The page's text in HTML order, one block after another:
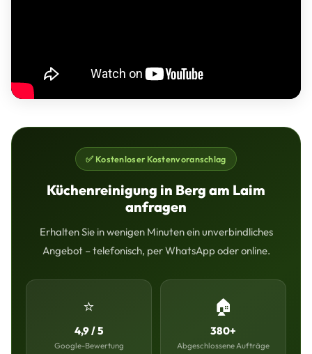
✅ Kostenloser Kostenvoranschlag
Küchenreinigung in Berg am Laim
anfragen
Erhalten Sie in wenigen Minuten ein unverbindliches
Angebot – telefonisch, per WhatsApp oder online.
⭐
4,9 / 5
Google-Bewertung
🏠
380+
Abgeschlossene Aufträge